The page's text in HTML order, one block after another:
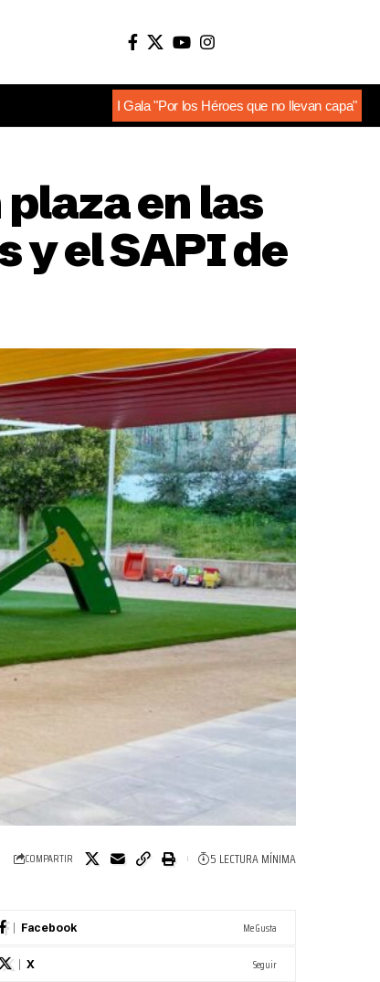
I Gala "Por los Héroes que no llevan capa"
en las
y el SAPI de
COMPARTIR 5 LECTURA MÍNIMA
Facebook Me Gusta
X Seguir